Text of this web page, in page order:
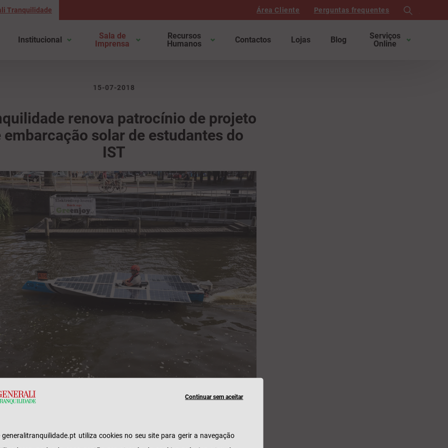
Tranquilidade Área Cliente Perguntas frequentes
Institucional
Sala de
Imprensa
Recursos
Humanos
Contactos Lojas Blog
Serviços
Online
15-07-2018
renova patrocínio de projeto
embarcação solar de estudantes do
IST
Solar Boat é um projeto universitário, da
Continuar sem aceitar
generalitranquilidade.pt utiliza cookies no seu site para gerir a navegação